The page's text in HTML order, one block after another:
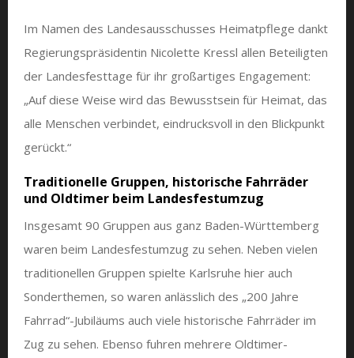
Im Namen des Landesausschusses Heimatpflege dankt
Regierungspräsidentin Nicolette Kressl allen Beteiligten
der Landesfesttage für ihr großartiges Engagement:
„Auf diese Weise wird das Bewusstsein für Heimat, das
alle Menschen verbindet, eindrucksvoll in den Blickpunkt
gerückt.“
Traditionelle Gruppen, historische Fahrräder
und Oldtimer beim Landesfestumzug
Insgesamt 90 Gruppen aus ganz Baden-Württemberg
waren beim Landesfestumzug zu sehen. Neben vielen
traditionellen Gruppen spielte Karlsruhe hier auch
Sonderthemen, so waren anlässlich des „200 Jahre
Fahrrad“-Jubiläums auch viele historische Fahrräder im
Zug zu sehen. Ebenso fuhren mehrere Oldtimer-